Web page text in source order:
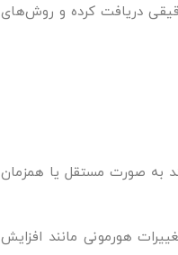
دریافت کرده و روش‌های
به صورت مستقل یا همزمان
هورمونی مانند افزایش